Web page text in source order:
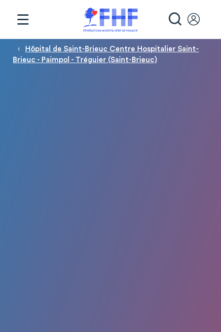
Fil d'Ariane
Hôpital de Saint-Brieuc Centre Hospitalier Saint-
Brieuc - Paimpol - Tréguier (Saint-Brieuc)
Panneau de gestion des cookies